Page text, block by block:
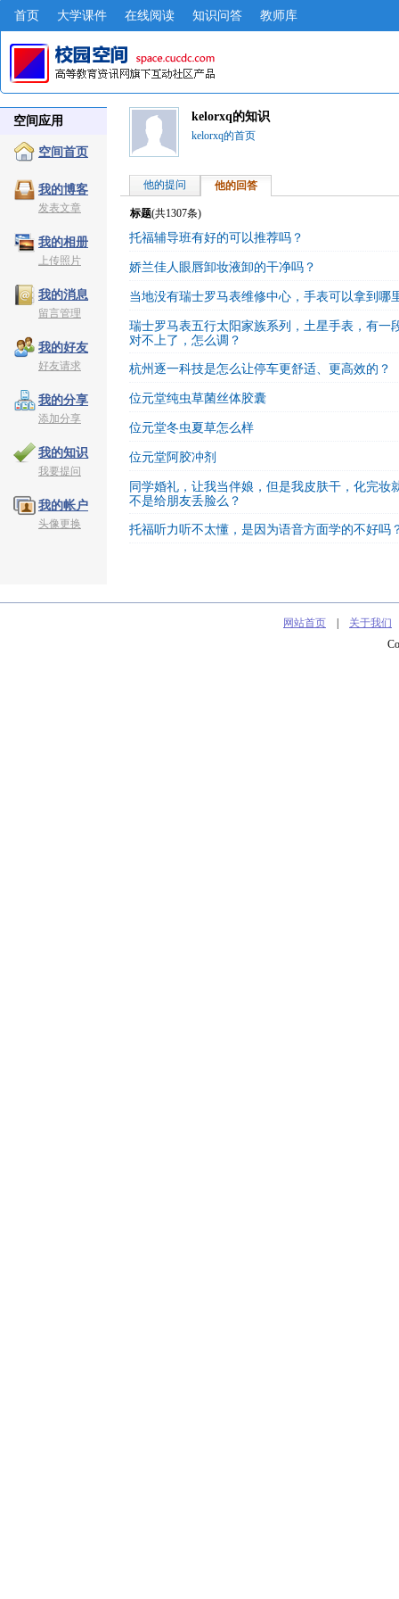
首页 大学课件 在线阅读 知识问答 教师库
空间应用
空间首页
我的博客
发表文章
我的相册
上传照片
我的消息
留言管理
我的好友
好友请求
我的分享
添加分享
我的知识
我要提问
我的帐户
头像更换
kelorxq的知识
kelorxq的首页
他的提问 他的回答
标题(共1307条)
托福辅导班有好的可以推荐吗？
娇兰佳人眼唇卸妆液卸的干净吗？
当地没有瑞士罗马表维修中心，手表可以拿到哪
瑞士罗马表五行太阳家族系列，土星手表，有一
对不上了，怎么调？
杭州逐一科技是怎么让停车更舒适、更高效的？
位元堂纯虫草菌丝体胶囊
位元堂冬虫夏草怎么样
位元堂阿胶冲剂
同学婚礼，让我当伴娘，但是我皮肤干，化完妆
不是给朋友丢脸么？
托福听力听不太懂，是因为语音方面学的不好吗
网站首页 关于我们